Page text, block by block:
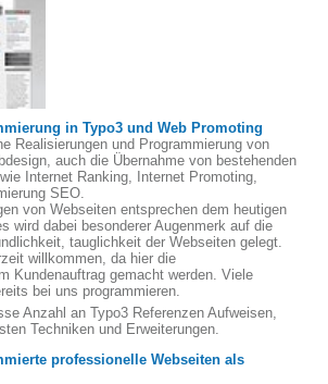
in Typo3 und Web Promoting
Realisierungen und Programmierung von
auch die Übernahme von bestehenden
Internet Ranking, Internet Promoting,
SEO.
von Webseiten entsprechen dem heutigen
wird dabei besonderer Augenmerk auf die
tauglichkeit der Webseiten gelegt.
willkommen, da hier die
Kundenauftrag gemacht werden. Viele
bei uns programmieren.
Anzahl an Typo3 Referenzen Aufweisen,
Techniken und Erweiterungen.
professionelle Webseiten als